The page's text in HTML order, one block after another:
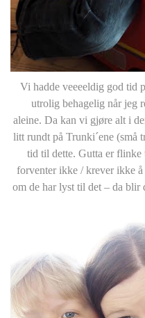
Vi hadde veeeeldig god tid
utrolig behagelig når jeg
aleine. Da kan vi gjøre alt i
litt rundt på Trunki´ene (små
tid til dette. Gutta er flinke
forventer ikke / krever ikke
om de har lyst til det – da blir